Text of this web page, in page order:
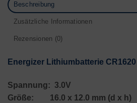
Beschreibung
Zusätzliche Informationen
Rezensionen (0)
Energizer Lithiumbatterie CR1620
Spannung: 3.0V
Größe: 16.0 x 12.0 mm (d x h)